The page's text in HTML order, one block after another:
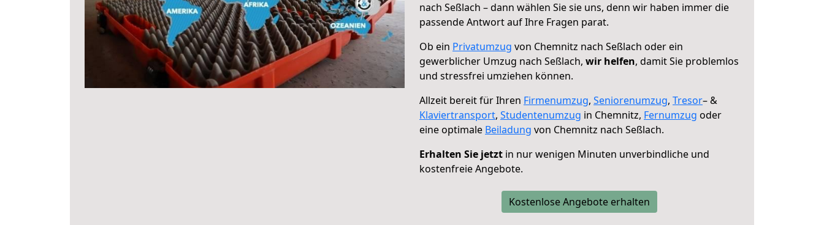
nach Seßlach – dann wählen Sie sie uns, denn wir haben immer die
passende Antwort auf Ihre Fragen parat.
Ob ein Privatumzug von Chemnitz nach Seßlach oder ein
gewerblicher Umzug nach Seßlach, wir helfen, damit Sie problemlos
und stressfrei umziehen können.
Allzeit bereit für Ihren Firmenumzug, Seniorenumzug, Tresor– &
Klaviertransport, Studentenumzug in Chemnitz, Fernumzug oder
eine optimale Beiladung von Chemnitz nach Seßlach.
Erhalten Sie jetzt in nur wenigen Minuten unverbindliche und
kostenfreie Angebote.
Kostenlose Angebote erhalten